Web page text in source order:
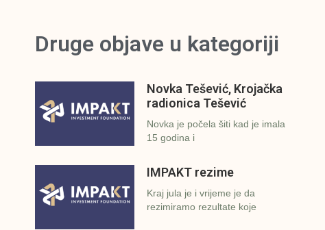
Druge objave u kategoriji
Novka Tešević, Krojačka
radionica Tešević
Novka je počela šiti kad je imala
15 godina i
IMPAKT rezime
Kraj jula je i vrijeme je da
rezimiramo rezultate koje